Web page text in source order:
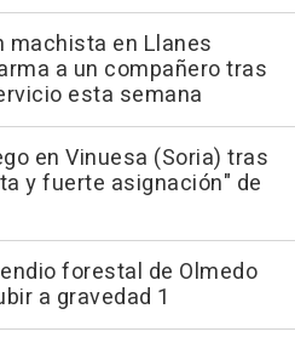
machista en Llanes
a un compañero tras
esta semana
en Vinuesa (Soria) tras
y fuerte asignación" de
forestal de Olmedo
a gravedad 1